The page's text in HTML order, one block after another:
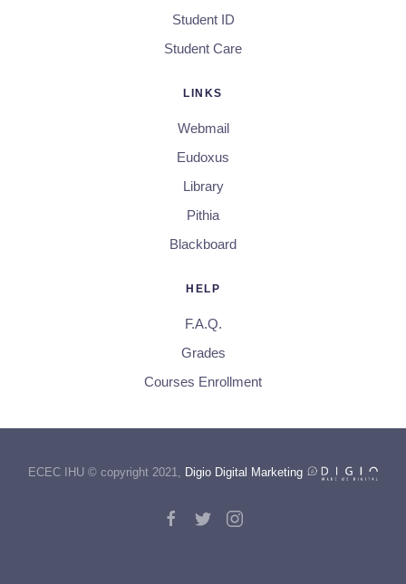
Student ID
Student Care
LINKS
Webmail
Eudoxus
Library
Pithia
Blackboard
HELP
F.A.Q.
Grades
Courses Enrollment
ECEC IHU © copyright 2021, Digio Digital Marketing